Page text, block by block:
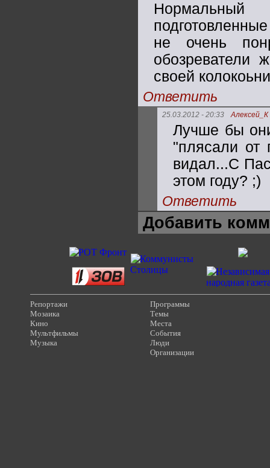
Нормальный
не очень
обозреватели
своей
Ответить
25.03.2012 - 20:33 Алексей_К
Лучше бы
"плясали от
видал...С
этом году? ;)
Ответить
Добавить
Репортажи
Мозаика
Кино
Мультфильмы
Музыка
Программы
Темы
Места
События
Люди
Организации